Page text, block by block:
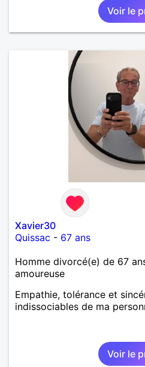
Voir le
Xavier30
Quissac - 67 ans
Homme divorcé(e) de 67
amoureuse
Empathie, tolérance et
indissociables de ma
Voir le